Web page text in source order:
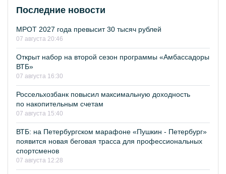
Последние новости
МРОТ 2027 года превысит 30 тысяч рублей
07 августа 20:46
Открыт набор на второй сезон программы «Амбассадоры
ВТБ»
07 августа 16:30
Россельхозбанк повысил максимальную доходность
по накопительным счетам
07 августа 15:40
ВТБ: на Петербургском марафоне «Пушкин - Петербург»
появится новая беговая трасса для профессиональных
спортсменов
07 августа 12:28